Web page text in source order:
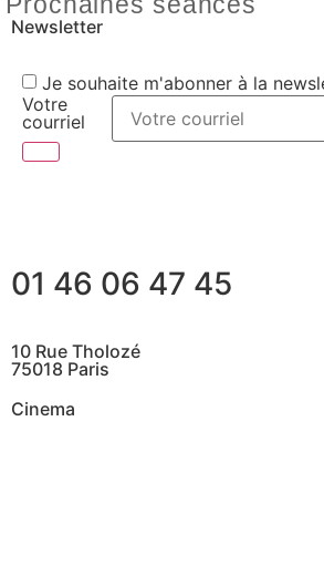
Newsletter
Je souhaite m'abonner à la
Votre
courriel
01 46 06 47 45
10 Rue Tholozé
75018 Paris
Cinema